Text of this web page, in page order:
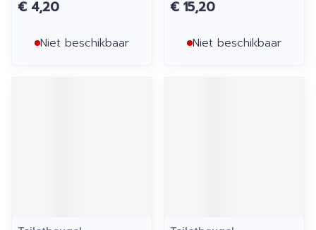
€ 4,20
Niet beschikbaar
€ 15,20
Niet beschikbaar